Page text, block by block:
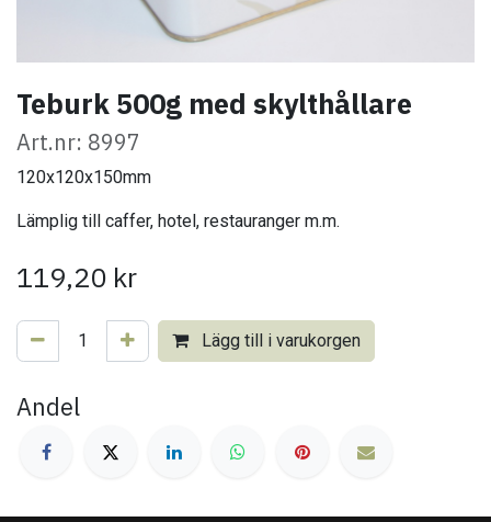
Teburk 500g med skylthållare
Art.nr: 8997
120x120x150mm
Lämplig till caffer, hotel, restauranger m.m.
119,20 kr
Lägg till i varukorgen
Andel